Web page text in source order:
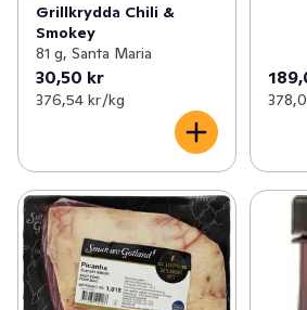
Grillkrydda Chili &
Smokey
81 g, Santa Maria
30,50 kr
376,54 kr /kg